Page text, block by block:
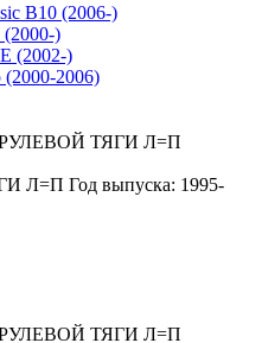
B10 (2006-)
(2000-)
(2002-)
(2000-2006)
Л=П Год выпуска: 1995-